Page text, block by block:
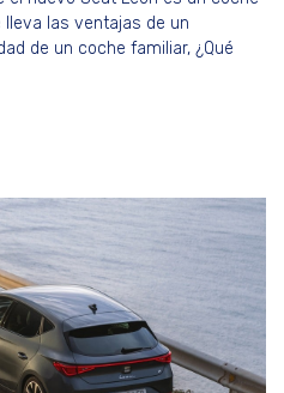
las ventajas de un
de un coche familiar, ¿Qué